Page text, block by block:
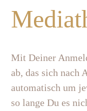
Mit Deiner
ab, das sich nach
automatisch um
so lange Du es